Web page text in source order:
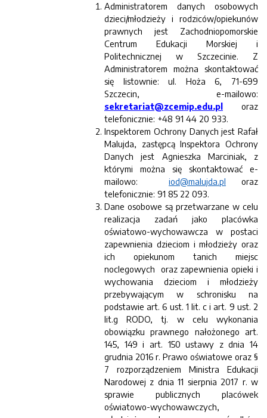
Administratorem danych osobowych
dzieci/młodzieży i rodziców/opiekunów
prawnych jest Zachodniopomorskie
Centrum Edukacji Morskiej i
Politechnicznej w Szczecinie. Z
Administratorem można skontaktować
się listownie: ul. Hoża 6, 71-699
Szczecin, e-mailowo:
sekretariat@zcemip.edu.pl oraz
telefonicznie: +48 91 44 20 933.
Inspektorem Ochrony Danych jest Rafał
Malujda, zastępcą Inspektora Ochrony
Danych jest Agnieszka Marciniak, z
którymi można się skontaktować e-
mailowo: iod@malujda.pl oraz
telefonicznie: 91 85 22 093.
Dane osobowe są przetwarzane w celu
realizacja zadań jako placówka
oświatowo-wychowawcza w postaci
zapewnienia dzieciom i młodzieży oraz
ich opiekunom tanich miejsc
noclegowych oraz zapewnienia opieki i
wychowania dzieciom i młodzieży
przebywającym w schronisku na
podstawie art. 6 ust. 1 lit. c i art. 9 ust. 2
lit.g RODO, tj. w celu wykonania
obowiązku prawnego nałożonego art.
145, 149 i art. 150 ustawy z dnia 14
grudnia 2016 r. Prawo oświatowe oraz §
7 rozporządzeniem Ministra Edukacji
Narodowej z dnia 11 sierpnia 2017 r. w
sprawie publicznych placówek
oświatowo-wychowawczych,